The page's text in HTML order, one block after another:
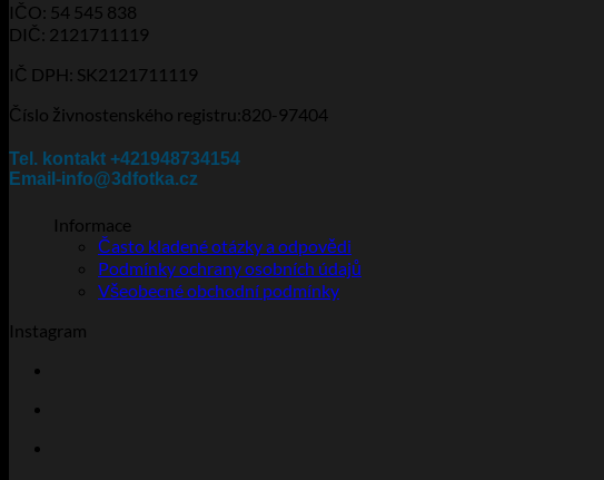
vybrat
na
produktu
IČO: 54 545 838
DIČ: 2121711119
IČ DPH: SK2121711119
Číslo živnostenského registru:820-97404
Tel. kontakt +421948734154
Email-info@3dfotka.cz
Informace
Často kladené otázky a odpovědi
Podmínky ochrany osobních údajů
Všeobecné obchodní podmínky
Instagram